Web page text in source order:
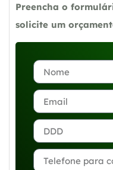
Preencha o
solicite um